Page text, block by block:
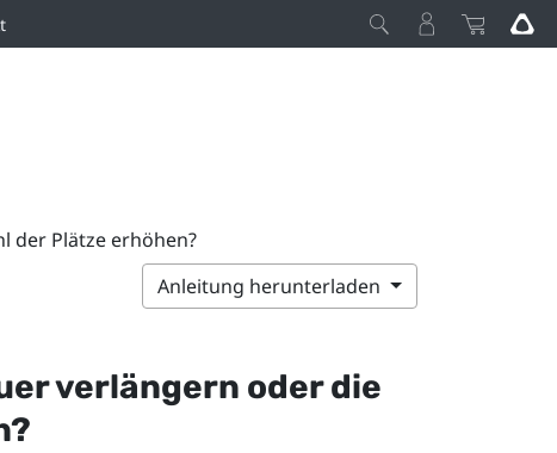
der Plätze erhöhen?
Anleitung herunterladen
verlängern oder die